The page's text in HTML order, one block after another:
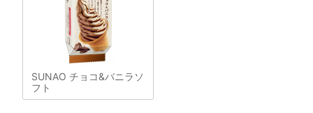
SUNAO チョコ&バニラソ
フト